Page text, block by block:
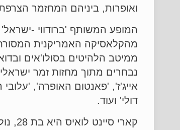
ואופרות, ביניהם המחזמר
המופע המשותף 'ברודווי -
מהקלאסיקה האמריקנית
ממיטב הלהיטים בסולו'אים
נבחרים מתוך מחזות זמר
אייג'ז', 'פאנטום האופרה', 'עלובי
דולי' ועוד.